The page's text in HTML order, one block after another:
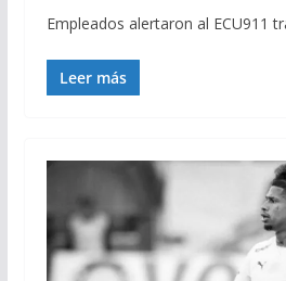
Empleados alertaron al ECU911
Leer más